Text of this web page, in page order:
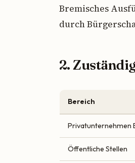
Bremisches
durch
2.
Bereich
Privatunternehmen
Öffentliche Stellen